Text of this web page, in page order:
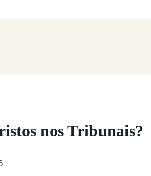
nos Tribunais?